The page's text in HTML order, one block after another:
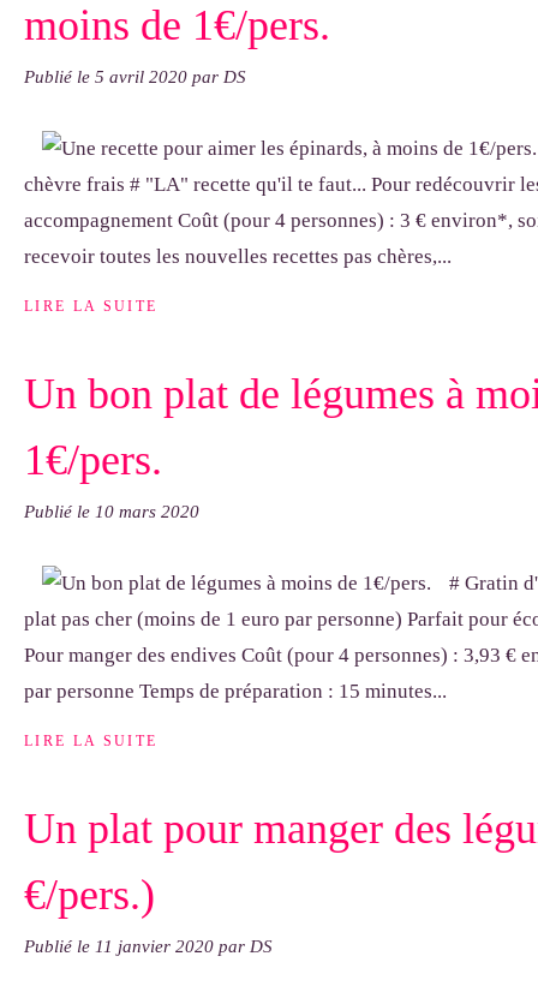
moins de 1€/pers.
Publié le 5 avril 2020 par DS
chèvre frais # "LA" recette qu'il te faut... Pour redécouvrir
accompagnement Coût (pour 4 personnes) : 3 € environ*,
recevoir toutes les nouvelles recettes pas chères,...
LIRE LA SUITE
Un bon plat de légumes à
1€/pers.
Publié le 10 mars 2020
# Gratin
plat pas cher (moins de 1 euro par personne) Parfait pour
Pour manger des endives Coût (pour 4 personnes) : 3,93 €
par personne Temps de préparation : 15 minutes...
LIRE LA SUITE
Un plat pour manger des
€/pers.)
Publié le 11 janvier 2020 par DS